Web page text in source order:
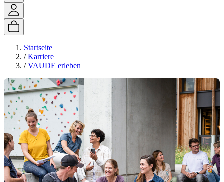
Startseite
/ Karriere
/ VAUDE erleben